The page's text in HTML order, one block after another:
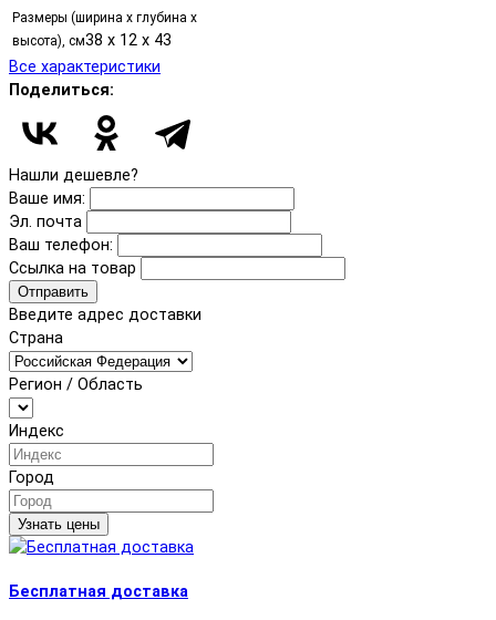
Размеры (ширина х глубина х
высота), см38 x 12 x 43
Все характеристики
Поделиться:
Нашли дешевле?
Ваше имя:
Эл. почта
Ваш телефон:
Ссылка на товар
Отправить
Введите адрес доставки
Страна
Регион / Область
Индекс
Город
Узнать цены
Бесплатная доставка